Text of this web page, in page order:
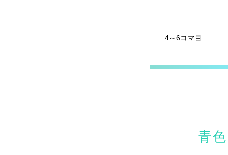
4～6コマ目
青